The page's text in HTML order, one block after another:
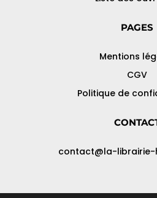
PAGES
Mentions
CGV
Politique de
contact@la-librairie-